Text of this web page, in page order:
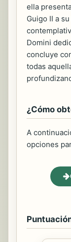
ella
Guigo II a
Domini
concluye
todas
¿Cómo
A
opciones